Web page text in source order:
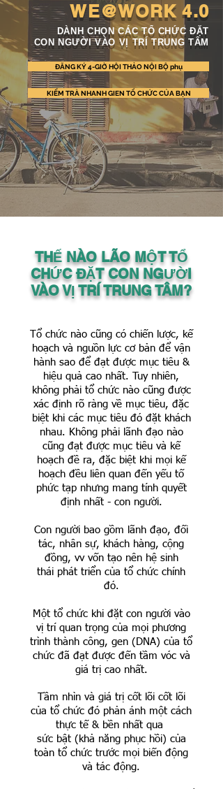
DÀNH CHỌN CÁC TỔ CHỨC ĐẶT
CON NGƯỜI VÀO VỊ TRÍ TRUNG TÂM
WE@WORK 4.0
ĐĂNG KÝ 4-GIỜ HỘI THẢO NỘI BỘ phụ
KIỂM TRÀ NHANH GIEN TỔ CHỨC CỦA BẠN
THẾ NÀO LÃO MỘT TỔ
CHỨC ĐẶT CON NGƯỜI
VÀO VỊ TRÍ TRUNG TÂM?
Tổ chức nào cũng có chiến lược, kế
hoạch và nguồn lực cơ bản để vận
hành sao để đạt được mục tiêu &
hiệu quả cao nhất. Tuy nhiên,
không phải tổ chức nào cũng được
xác định rõ ràng về mục tiêu, đặc
biệt khi các mục tiêu đó đặt khách
nhau. Không phải lãnh đạo nào
cũng đạt được mục tiêu và kế
hoạch đề ra, đặc biệt khi mọi kế
hoạch đều liên quan đến yếu tố
phức tạp nhưng mang tính quyết
định nhất - con người.
Con người bao gồm lãnh đạo, đối
tác, nhân sự, khách hàng, cộng
đồng, vv vốn tạo nên hệ sinh
thái phát triển của tổ chức chính
đó.
Một tổ chức khi đặt con người vào
vị trí quan trọng của mọi phương
trình thành công, gen (DNA) của tổ
chức đã đạt được đến tầm vóc và
giá trị cao nhất.
Tầm nhìn và giá trị cốt lõi cốt lõi
của tổ chức đó phản ánh một cách
thực tế & bền nhất qua
sức bật (khả năng phục hồi) của
toàn tổ chức trước mọi biến động
và tác động.